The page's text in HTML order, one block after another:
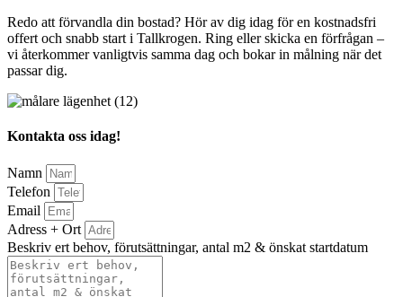
Redo att förvandla din bostad? Hör av dig idag för en kostnadsfri
offert och snabb start i Tallkrogen. Ring eller skicka en förfrågan –
vi återkommer vanligtvis samma dag och bokar in målning när det
passar dig.
Kontakta oss idag!
Namn
Telefon
Email
Adress + Ort
Beskriv ert behov, förutsättningar, antal m2 & önskat startdatum